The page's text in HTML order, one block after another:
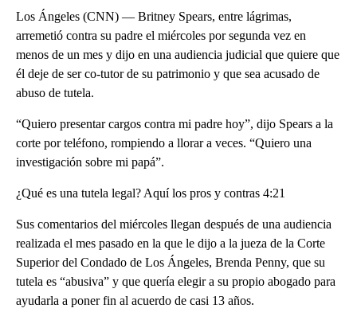
Los Ángeles (CNN) — Britney Spears, entre lágrimas,
arremetió contra su padre el miércoles por segunda vez en
menos de un mes y dijo en una audiencia judicial que quiere que
él deje de ser co-tutor de su patrimonio y que sea acusado de
abuso de tutela.
“Quiero presentar cargos contra mi padre hoy”, dijo Spears a la
corte por teléfono, rompiendo a llorar a veces. “Quiero una
investigación sobre mi papá”.
¿Qué es una tutela legal? Aquí los pros y contras 4:21
Sus comentarios del miércoles llegan después de una audiencia
realizada el mes pasado en la que le dijo a la jueza de la Corte
Superior del Condado de Los Ángeles, Brenda Penny, que su
tutela es “abusiva” y que quería elegir a su propio abogado para
ayudarla a poner fin al acuerdo de casi 13 años.